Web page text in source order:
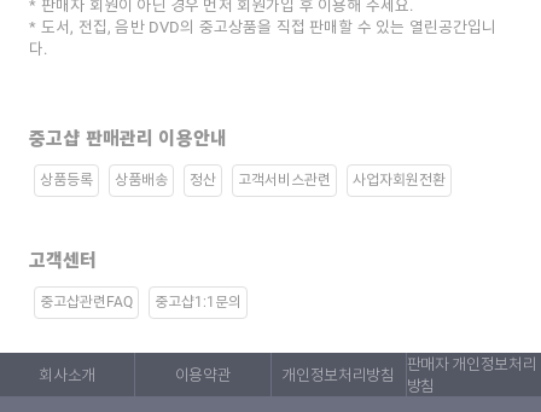
판매자 회원이 아닌 경우 먼저 회원가입 후 이용해 주세요.
도서, 전집, 음반 DVD의 중고상품을 직접 판매할 수 있는 열린공간입니
다.
중고샵 판매관리 이용안내
상품등록 상품배송 정산 고객서비스관련 사업자회원전환
고객센터
중고샵관련FAQ 중고샵1:1문의
회사소개 이용약관 개인정보처리방침
판매자 개인정보처리
방침